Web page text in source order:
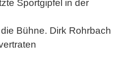
Sportgipfel in der
Bühne. Dirk Rohrbach